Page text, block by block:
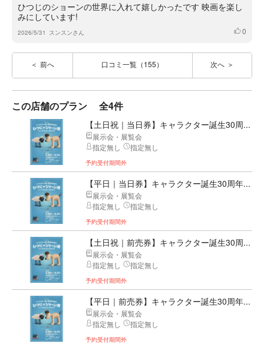
ひつじのショーンの世界に入れて嬉しかったです 映画を楽し
みにしています!
2026/5/31 スンスンさん いいね
0
前へ 口コミ一覧（155） 次へ
この店舗のプラン 全4件
【土日祝｜当日券】キャラクター誕生30周...
展示会・展覧会
指定無し
指定無し
予約受付期間外
【平日｜当日券】キャラクター誕生30周年...
展示会・展覧会
指定無し
指定無し
予約受付期間外
【土日祝｜前売券】キャラクター誕生30周...
展示会・展覧会
指定無し
指定無し
予約受付期間外
【平日｜前売券】キャラクター誕生30周年...
展示会・展覧会
指定無し
指定無し
予約受付期間外